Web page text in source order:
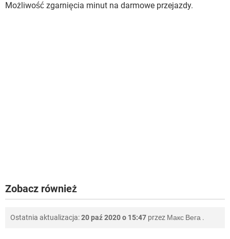
Możliwość zgarnięcia minut na darmowe przejazdy.
Zobacz również
Ostatnia aktualizacja:20 paź 2020 o 15:47 przez Макс Вега .